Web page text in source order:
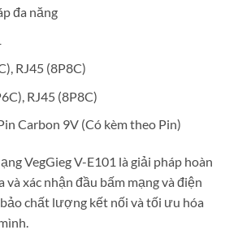
đa năng
RJ45 (8P8C)
RJ45 (8P8C)
Carbon 9V (Có kèm theo Pin)
VegGieg V-E101 là giải pháp hoàn
và xác nhận đầu bấm mạng và điện
chất lượng kết nối và tối ưu hóa